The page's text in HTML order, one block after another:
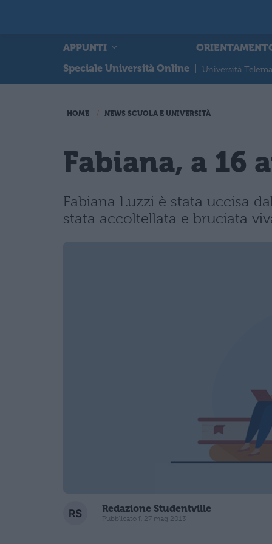
APPUNTI
Speciale Università Online
Università
HOME NEWS SCUOLA E UNIVERSITÀ
Fabiana, a 16
Fabiana Luzzi è stata uccisa
stata accoltellata e bruciata
Redazione Studentville
Pubblicato il 27 mag 2013